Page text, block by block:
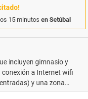
15 minutos en Setúbal
incluyen gimnasio y
a Internet wifi
y una zona
pago) te llevará a